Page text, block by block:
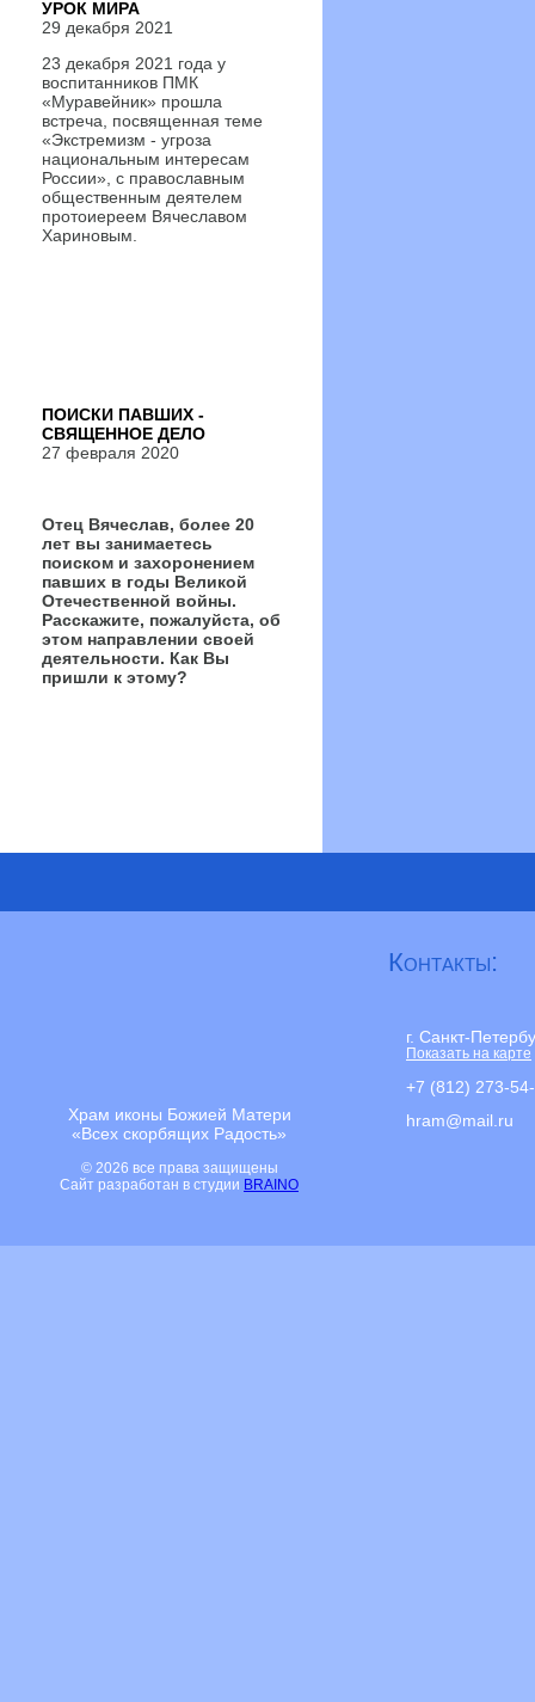
УРОК МИРА
29 декабря 2021
23 декабря 2021 года у
воспитанников ПМК
«Муравейник» прошла
встреча, посвященная теме
«Экстремизм - угроза
национальным интересам
России», с православным
общественным деятелем
протоиереем Вячеславом
Хариновым.
ПОИСКИ ПАВШИХ -
СВЯЩЕННОЕ ДЕЛО
27 февраля 2020
Отец Вячеслав, более 20
лет вы занимаетесь
поиском и захоронением
павших в годы Великой
Отечественной войны.
Расскажите, пожалуйста, об
этом направлении своей
деятельности. Как Вы
пришли к этому?
Храм иконы Божией Матери
«Всех скорбящих Радость»
© 2026 все права защищены
Сайт разработан в студии BRAINO
Контакты:
г. Санкт-
Показать на карте
+7 (812) 273-
hram@mail.ru